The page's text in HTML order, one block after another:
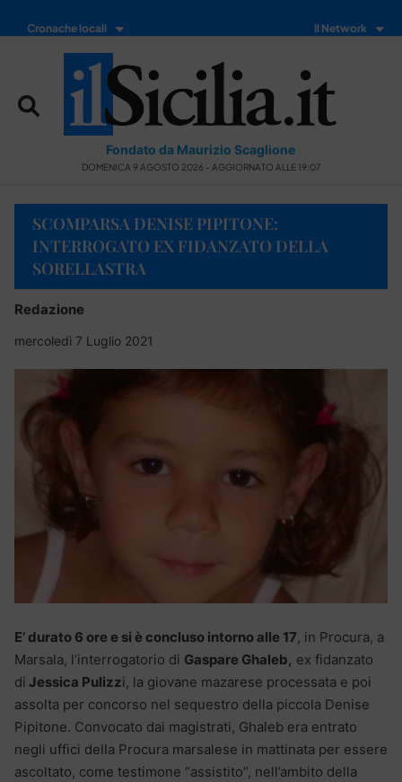
Cronache locali Il Network
Fondato da Maurizio Scaglione
DOMENICA 9 AGOSTO 2026 - AGGIORNATO ALLE 19:07
SCOMPARSA DENISE PIPITONE:
INTERROGATO EX FIDANZATO DELLA
SORELLASTRA
Redazione
mercoledì 7 Luglio 2021
E’ durato 6 ore e si è concluso intorno alle 17, in Procura, a
Marsala, l’interrogatorio di Gaspare Ghaleb, ex fidanzato
di Jessica Pulizzi, la giovane mazarese processata e poi
assolta per concorso nel sequestro della piccola Denise
Pipitone. Convocato dai magistrati, Ghaleb era entrato
negli uffici della Procura marsalese in mattinata per essere
ascoltato, come testimone “assistito”, nell’ambito della